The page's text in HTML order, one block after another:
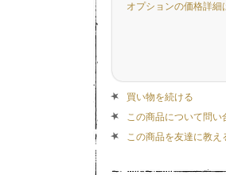
オプションの価格詳細
買い物を続ける
この商品について問い
この商品を友達に教え